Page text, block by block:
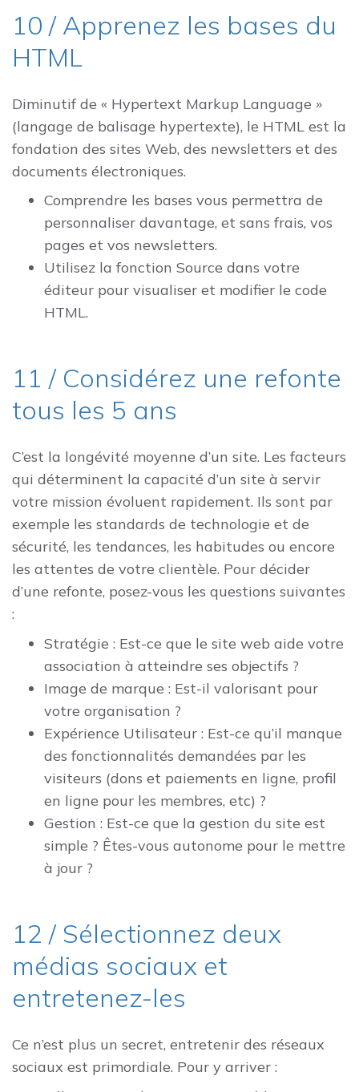
10 / Apprenez les bases du
HTML
Diminutif de « Hypertext Markup Language »
(langage de balisage hypertexte), le HTML est la
fondation des sites Web, des newsletters et des
documents électroniques.
Comprendre les bases vous permettra de
personnaliser davantage, et sans frais, vos
pages et vos newsletters.
Utilisez la fonction Source dans votre
éditeur pour visualiser et modifier le code
HTML.
11 / Considérez une refonte
tous les 5 ans
C’est la longévité moyenne d’un site. Les facteurs
qui déterminent la capacité d’un site à servir
votre mission évoluent rapidement. Ils sont par
exemple les standards de technologie et de
sécurité, les tendances, les habitudes ou encore
les attentes de votre clientèle. Pour décider
d’une refonte, posez-vous les questions suivantes
:
Stratégie : Est-ce que le site web aide votre
association à atteindre ses objectifs ?
Image de marque : Est-il valorisant pour
votre organisation ?
Expérience Utilisateur : Est-ce qu’il manque
des fonctionnalités demandées par les
visiteurs (dons et paiements en ligne, profil
en ligne pour les membres, etc) ?
Gestion : Est-ce que la gestion du site est
simple ? Êtes-vous autonome pour le mettre
à jour ?
12 / Sélectionnez deux
médias sociaux et
entretenez-les
Ce n’est plus un secret, entretenir des réseaux
sociaux est primordiale. Pour y arriver :